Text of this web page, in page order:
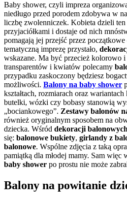
Baby shower, czyli impreza
niedługo przed porodem zdobywa w
liczbę zwolenniczek. Kobieta dzieli ten
przyjaciółkami i dostaje od nich
pomagają jej przejść przez
tematyczną imprezę przystało,
wskazane. Ma być przecież kolorowo i
transparentów i kwiatów polecamy
przypadku zaskoczony będziesz
możliwości. Balony na baby shower
kształtach, rozmiarach oraz
butelki, wózki czy bobasy stanowią
„bociankowego”. Zestawy balonów
również oryginalnym sposobem na
dziecka. Wśród dekoracji
się: balonowe bukiety, girlandy z
balonowe. Wspólne zdjęcia z taką
pamiątką dla młodej mamy. Sam więc
baby shower po prostu nie może
Balony na powitanie